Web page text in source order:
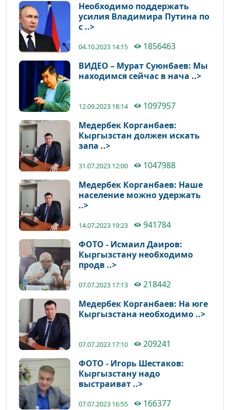
Необходимо поддержать
усилия Владимира Путина по
с ..>
04.10.2023 14:15
1856463
ВИДЕО – Мурат Суюнбаев: Мы
находимся сейчас в нача ..>
12.09.2023 18:14
1097957
Медербек Корганбаев:
Кыргызстан должен искать
запа ..>
31.07.2023 12:00
1047988
Медербек Корганбаев: Наше
население можно удержать
..>
14.07.2023 19:23
941784
ФОТО - Исмаил Даиров:
Кыргызстану необходимо
продв ..>
07.07.2023 17:13
218442
Медербек Корганбаев: На юге
Кыргызстана необходимо ..>
07.07.2023 17:10
209241
ФОТО - Игорь Шестаков:
Кыргызстану надо
выстраиват ..>
07.07.2023 16:55
166377